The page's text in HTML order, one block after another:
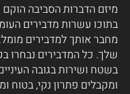
מיזם הדברות הסביבה
בתוכו עשרות מדבירים
מחבר אותך למדבירים
שלך. כל המדבירים נבחרו
בשטח ושירות בגובה
ומקבלים פתרון נקי, בטוח